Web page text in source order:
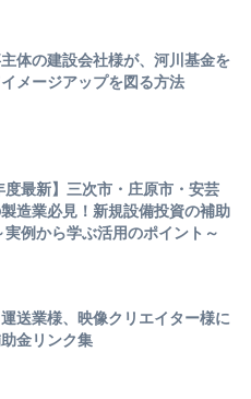
体の建設会社様が、河川基金を
メージアップを図る方法
度最新】三次市・庄原市・安芸
造業必見！新規設備投資の補助
実例から学ぶ活用のポイント～
送業様、映像クリエイター様に
金リンク集